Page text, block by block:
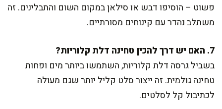
פשוט – הוסיפו דבש או סילאן במקום השום והתבלינים. זה
משתלב נהדר עם קינוחים מסורתיים.
7. האם יש דרך להכין טחינה דלת קלוריות?
בשביל גרסה דלת קלוריות, השתמשו ביותר מים ופחות
טחינה גולמית. זה ייצור סלט קליל יותר שגם מעולה
לכתיבול קל לסלטים.